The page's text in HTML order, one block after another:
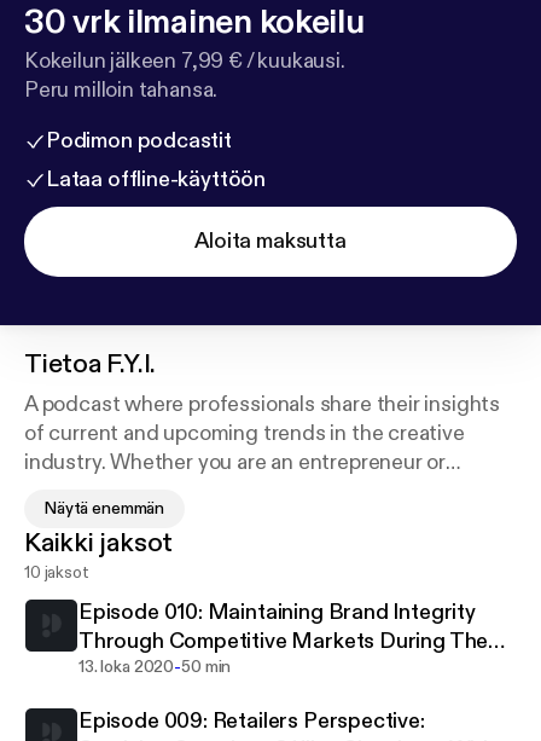
30 vrk ilmainen kokeilu
Kokeilun jälkeen 7,99 € / kuukausi.
Peru milloin tahansa.
Podimon podcastit
Lataa offline-käyttöön
Aloita maksutta
Tietoa F.Y.I.
A podcast where professionals share their insights
of current and upcoming trends in the creative
industry. Whether you are an entrepreneur or
the business, this is the place to gain knowledge
through personal experiences, as told by the
experts.
Näytä enemmän
Kaikki jaksot
10 jaksot
Episode 010: Maintaining Brand Integrity
Through Competitive Markets During The
Pandemic with M.a.n.k.i.n.d and Niion
13. loka 2020-50 min
Episode 009: Retailers Perspective: